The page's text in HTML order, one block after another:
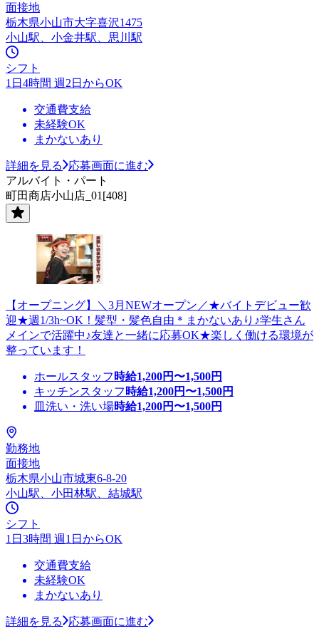
面接地
栃木県小山市大字喜沢1475
小山駅、小金井駅、思川駅
シフト
1日4時間 週2日からOK
交通費支給
未経験OK
まかないあり
詳細を見る
応募画面に進む
アルバイト・パート
町田商店小山店_01[408]
【オープニング】＼3月NEWオープン／★バイトデビュー歓
迎★週1/3h~OK！髪型・髪色自由＊まかないあり♪学生さん
メインで活躍中♪友達と一緒に応募OK★楽しく働ける環境が
整っています！
ホールスタッフ 時給1,200円〜1,500円
キッチンスタッフ 時給1,200円〜1,500円
皿洗い・洗い場時給1,200円〜1,500円
勤務地
面接地
栃木県小山市城東6-8-20
小山駅、小田林駅、結城駅
シフト
1日3時間 週1日からOK
交通費支給
未経験OK
まかないあり
詳細を見る
応募画面に進む